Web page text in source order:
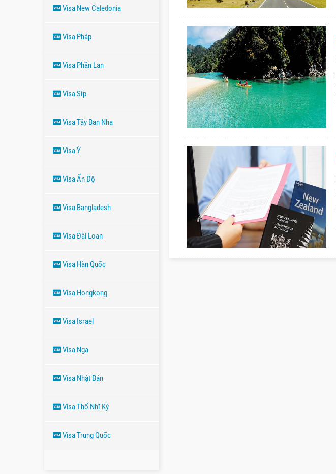
Visa New Caledonia
Visa Pháp
Visa Phần Lan
Visa Síp
Visa Tây Ban Nha
Visa Ý
Visa Ấn Độ
Visa Bangladesh
Visa Đài Loan
Visa Hàn Quốc
Visa Hongkong
Visa Israel
Visa Nga
Visa Nhật Bản
Visa Thổ Nhĩ Kỳ
Visa Trung Quốc